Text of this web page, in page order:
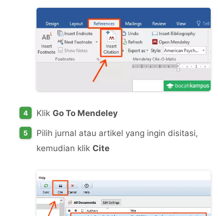
Klik Go To Mendeley
Pilih jurnal atau artikel yang ingin disitasi,
kemudian klik Cite